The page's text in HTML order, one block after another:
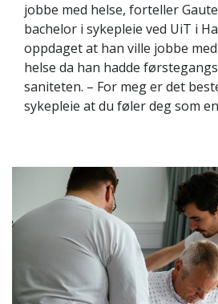
jobbe med helse, forteller
bachelor i sykepleie ved UiT i
oppdaget at han ville jobbe
helse da han hadde
saniteten. – For meg er det
sykepleie at du føler deg som